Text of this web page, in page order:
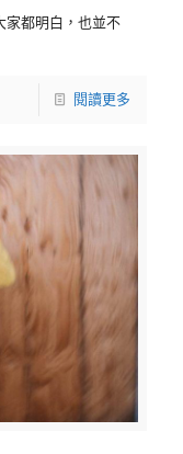
家都明白，也並不
閱讀更多